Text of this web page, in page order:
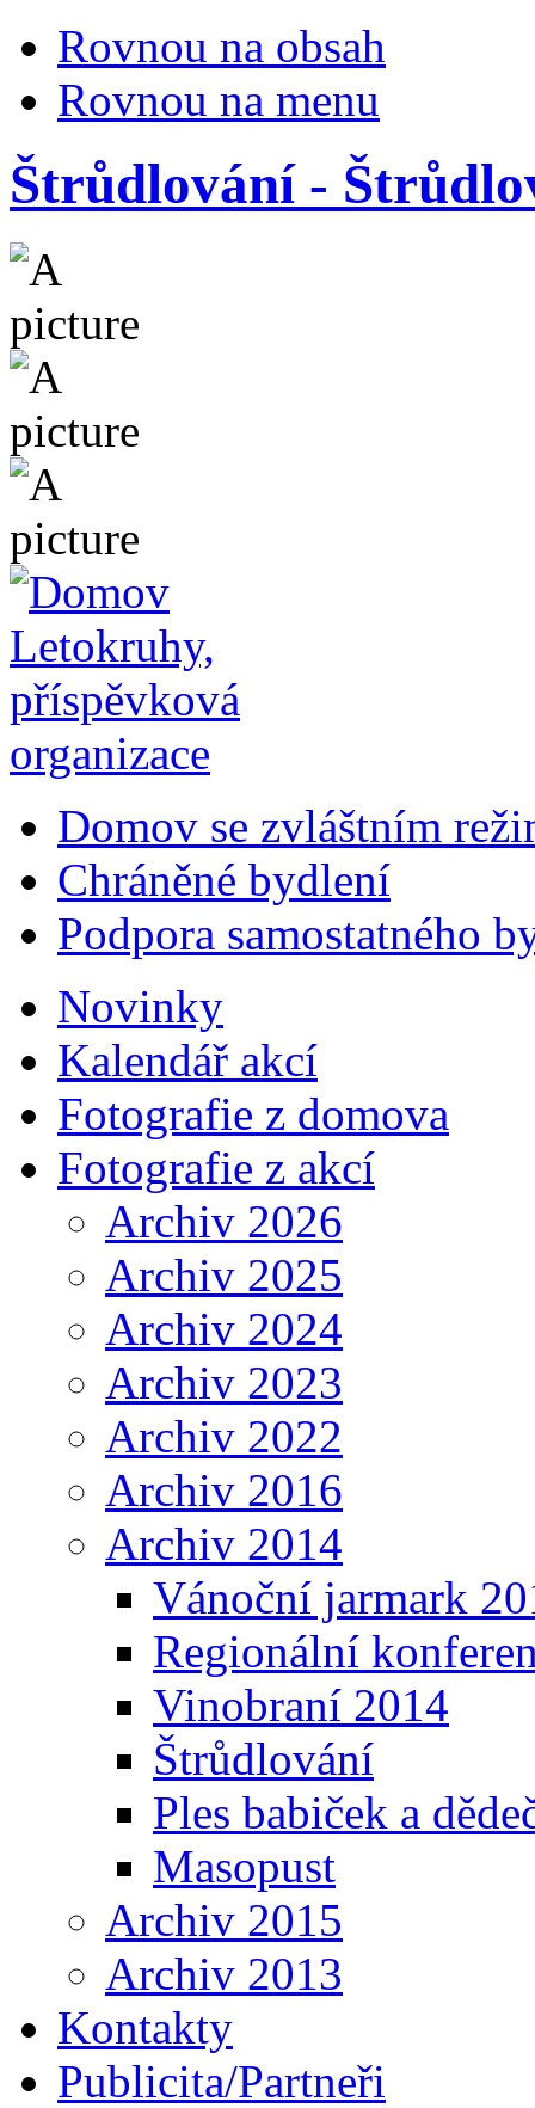
Rovnou na obsah
Rovnou na menu
Štrůdlování -
Domov se zvláštním
Chráněné bydlení
Podpora samostatného
Novinky
Kalendář akcí
Fotografie z domova
Fotografie z akcí
Archiv 2026
Archiv 2025
Archiv 2024
Archiv 2023
Archiv 2022
Archiv 2016
Archiv 2014
Vánoční jarmark
Regionální
Vinobraní 2014
Štrůdlování
Ples babiček a
Masopust
Archiv 2015
Archiv 2013
Kontakty
Publicita/Partneři